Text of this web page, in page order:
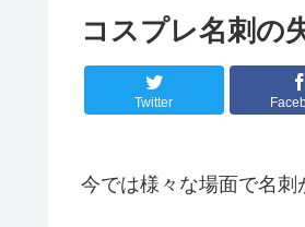
コスプレ名刺の
Twitter
今では様々な場面で名刺